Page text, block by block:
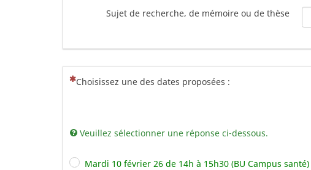
Sujet de recherche, de mémoire ou de thèse
(Cette question est obligatoire)
Choisissez une des dates proposées :
Veuillez sélectionner une réponse ci-dessous.
Mardi 10 février 26 de 14h à 15h30 (BU Campus santé)